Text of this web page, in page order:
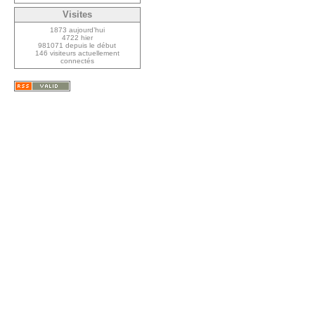
Visites
1873 aujourd’hui
4722 hier
981071 depuis le début
146 visiteurs actuellement
connectés